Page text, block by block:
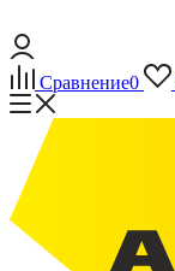
Сравнение0